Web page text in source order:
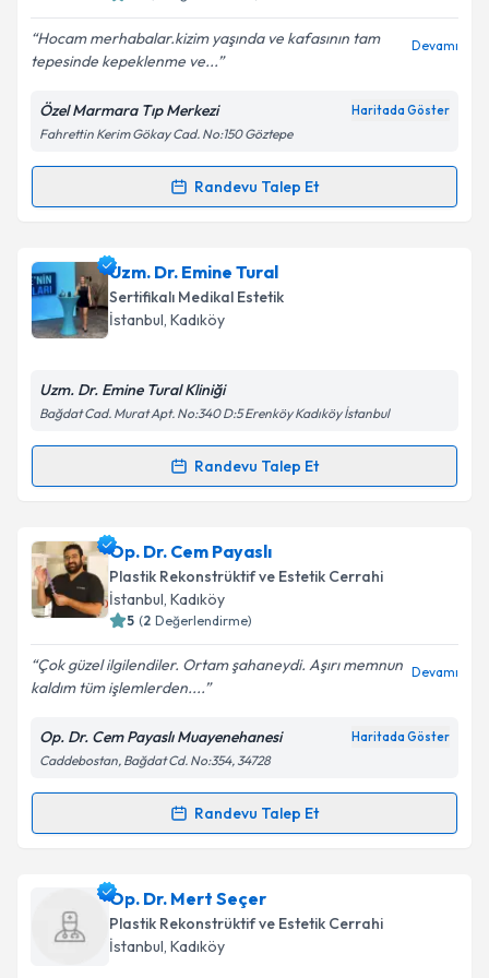
E-posta Adresiniz
Kişisel verilerimin işlenmesine ilişkin
Metni'ni okudum ve kişisel verilerimin belirtilen
kapsamda işlenmesini kabul ediyorum.
Hocam merhabalar.kizim yaşında ve kafasının tam
tepesinde kepeklenme ve...
Devamı
Özel Marmara Tıp Merkezi Haritada Göster
Fahrettin Kerim Gökay Cad. No:150 Göztepe
Randevu Talep Et
Randevu Takvimi Talebi
Uzm. Dr. Cengiz Yüceliçin randevu takvimi talebi
oluşturun. Size bu uzmandan randevu almanız için bir
takvim hazırlandığında e-posta ile bilgilendireceğiz.
Kişisel verilerimin işlenmesine ilişkin
Metni'ni okudum ve kişisel verilerimin belirtilen
Takvim Talebini Gönder
Uzm. Dr. Emine Tural
Sertifikalı Medikal Estetik
İstanbul, Kadıköy
Uzm. Dr. Emine Tural Kliniği
Bağdat Cad. Murat Apt. No:340 D:5 Erenköy Kadıköy İstanbul
Randevu Talep Et
Randevu Takvimi Talebi
Uzm. Dr. Emine Turaliçin randevu takvimi talebi
oluşturun. Size bu uzmandan randevu almanız için bir
takvim hazırlandığında e-posta ile bilgilendireceğiz.
Kişisel verilerimin işlenmesine ilişkin
Aydınlatma
Metni'ni okudum ve kişisel verilerimin belirtilen
kapsamda işlenmesini kabul ediyorum.
Op. Dr. Cem Payaslı
Plastik Rekonstrüktif ve Estetik Cerrahi
İstanbul, Kadıköy
5 (2 Değerlendirme)
Çok güzel ilgilendiler. Ortam şahaneydi. Aşırı memnun
kaldım tüm işlemlerden....
Devamı
Op. Dr. Cem Payaslı Muayenehanesi Haritada Göster
Caddebostan, Bağdat Cd. No:354, 34728
Randevu Talep Et
Randevu Takvimi Talebi
Op. Dr. Cem Payaslıiçin randevu takvimi talebi
oluşturun. Size bu uzmandan randevu almanız için bir
takvim hazırlandığında e-posta ile bilgilendireceğiz.
Op. Dr. Mert Seçer
Plastik Rekonstrüktif ve Estetik Cerrahi
İstanbul, Kadıköy